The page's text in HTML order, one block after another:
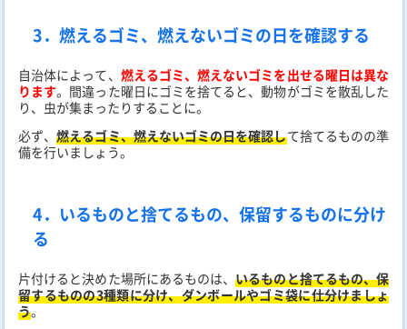
3．燃えるゴミ、燃えないゴミの日を確認する
自治体によって、 燃えるゴミ、燃えないゴミを出せる曜日は異な
ります。間違った曜日にゴミを捨てると、動物がゴミを散乱した
り、虫が集まったりすることに。
必ず、燃えるゴミ、燃えないゴミの日を確認して捨てるものの準
備を行いましょう。
4．いるものと捨てるもの、保留するものに分け
る
片付けると決めた場所にあるものは、いるものと捨てるもの、保
留するものの3種類に分け、ダンボールやゴミ袋に仕分けましょ
う。